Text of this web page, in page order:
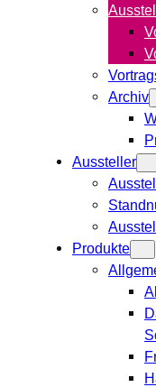
Archiv
Aussteller
Produkte